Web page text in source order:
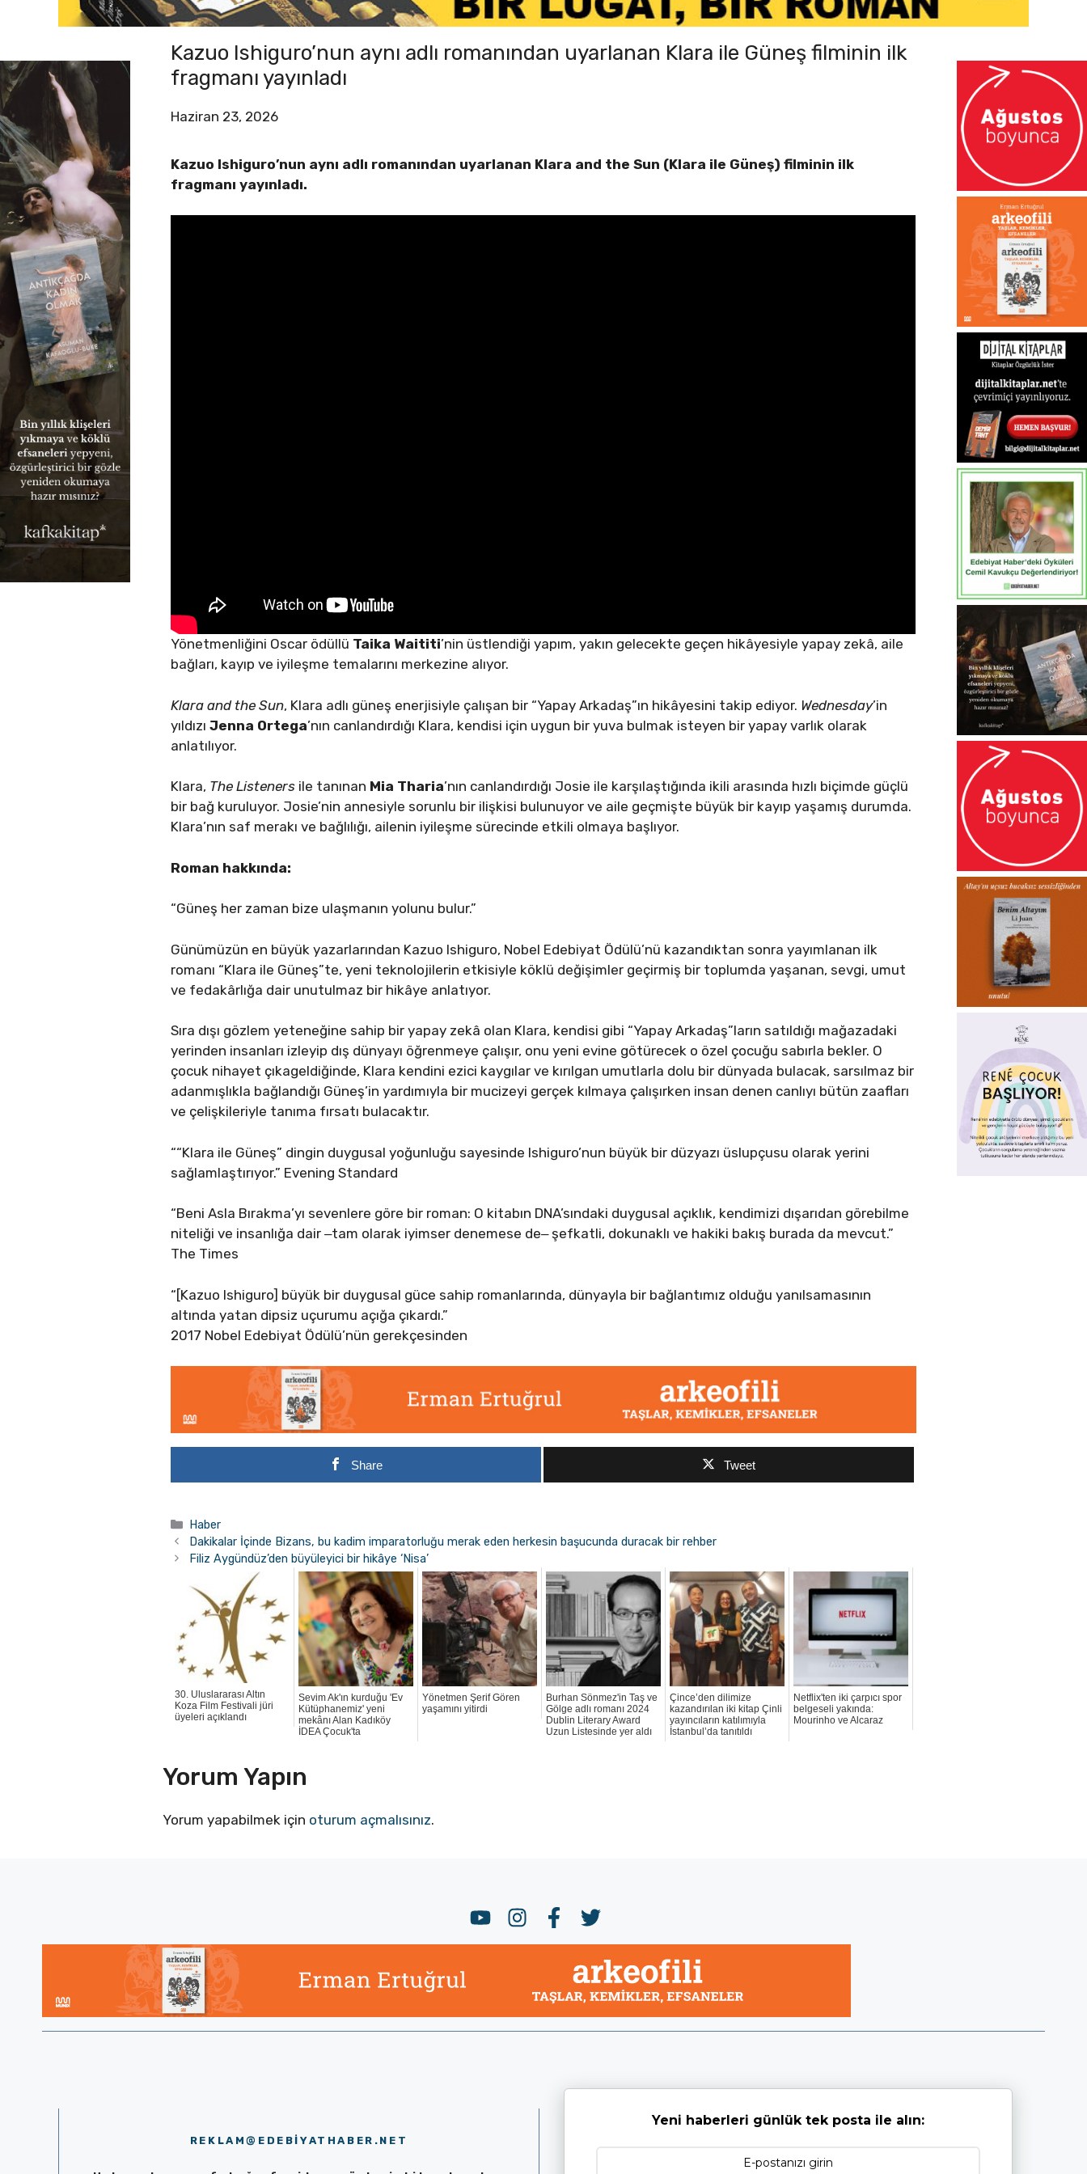
Kazuo Ishiguro’nun aynı adlı romanından uyarlanan Klara ile Güneş filminin ilk
fragmanı yayınladı
Haziran 23, 2026
Kazuo Ishiguro’nun aynı adlı romanından uyarlanan Klara and the Sun (Klara ile Güneş) filminin ilk
fragmanı yayınladı.
Yönetmenliğini Oscar ödüllü Taika Waititi’nin üstlendiği yapım, yakın gelecekte geçen hikâyesiyle yapay zekâ, aile
bağları, kayıp ve iyileşme temalarını merkezine alıyor.
Klara and the Sun, Klara adlı güneş enerjisiyle çalışan bir “Yapay Arkadaş”ın hikâyesini takip ediyor. Wednesday’in
yıldızıJenna Ortega’nın canlandırdığı Klara, kendisi için uygun bir yuva bulmak isteyen bir yapay varlık olarak
anlatılıyor.
Klara, The Listeners ile tanınan Mia Tharia’nın canlandırdığı Josie ile karşılaştığında ikili arasında hızlı biçimde güçlü
bir bağ kuruluyor. Josie’nin annesiyle sorunlu bir ilişkisi bulunuyor ve aile geçmişte büyük bir kayıp yaşamış durumda.
Klara’nın saf merakı ve bağlılığı, ailenin iyileşme sürecinde etkili olmaya başlıyor.
Roman hakkında:
“Güneş her zaman bize ulaşmanın yolunu bulur.”
Günümüzün en büyük yazarlarından Kazuo Ishiguro, Nobel Edebiyat Ödülü’nü kazandıktan sonra yayımlanan ilk
romanı “Klara ile Güneş”te, yeni teknolojilerin etkisiyle köklü değişimler geçirmiş bir toplumda yaşanan, sevgi, umut
ve fedakârlığa dair unutulmaz bir hikâye anlatıyor.
Sıra dışı gözlem yeteneğine sahip bir yapay zekâ olan Klara, kendisi gibi “Yapay Arkadaş”ların satıldığı mağazadaki
yerinden insanları izleyip dış dünyayı öğrenmeye çalışır, onu yeni evine götürecek o özel çocuğu sabırla bekler. O
çocuk nihayet çıkageldiğinde, Klara kendini ezici kaygılar ve kırılgan umutlarla dolu bir dünyada bulacak, sarsılmaz bir
adanmışlıkla bağlandığı Güneş’in yardımıyla bir mucizeyi gerçek kılmaya çalışırken insan denen canlıyı bütün zaafları
ve çelişkileriyle tanıma fırsatı bulacaktır.
““Klara ile Güneş” dingin duygusal yoğunluğu sayesinde Ishiguro’nun büyük bir düzyazı üslupçusu olarak yerini
sağlamlaştırıyor.” Evening Standard
“Beni Asla Bırakma’yı sevenlere göre bir roman: O kitabın DNA’sındaki duygusal açıklık, kendimizi dışarıdan görebilme
niteliği ve insanlığa dair ‒tam olarak iyimser denemese de‒ şefkatli, dokunaklı ve hakiki bakış burada da mevcut.”
The Times
“[Kazuo Ishiguro] büyük bir duygusal güce sahip romanlarında, dünyayla bir bağlantımız olduğu yanılsamasının
altında yatan dipsiz uçurumu açığa çıkardı.”
2017 Nobel Edebiyat Ödülü’nün gerekçesinden
Share Tweet
Kategoriler
Haber
Dakikalar İçinde Bizans, bu kadim imparatorluğu merak eden herkesin başucunda duracak bir rehber
Filiz Aygündüz’den büyüleyici bir hikâye ‘Nisa’
30. Uluslararası Altın
Koza Film Festivali jüri
üyeleri açıklandı
Sevim Ak'ın kurduğu 'Ev
Kütüphanemiz' yeni
mekânı Alan Kadıköy
İDEA Çocuk'ta
Yönetmen Şerif Gören
yaşamını yitirdi
Burhan Sönmez'in Taş ve
Gölge adlı romanı 2024
Dublin Literary Award
Uzun Listesinde yer aldı
Çince’den dilimize
kazandırılan iki kitap Çinli
yayıncıların katılımıyla
İstanbul’da tanıtıldı
Netflix'ten iki çarpıcı spor
belgeseli yakında:
Mourinho ve Alcaraz
Yorum Yapın
Yorum yapabilmek için oturum açmalısınız.
REKLAM@EDEBIYATHABER.NET
Yeni haberleri günlük tek posta ile alın: